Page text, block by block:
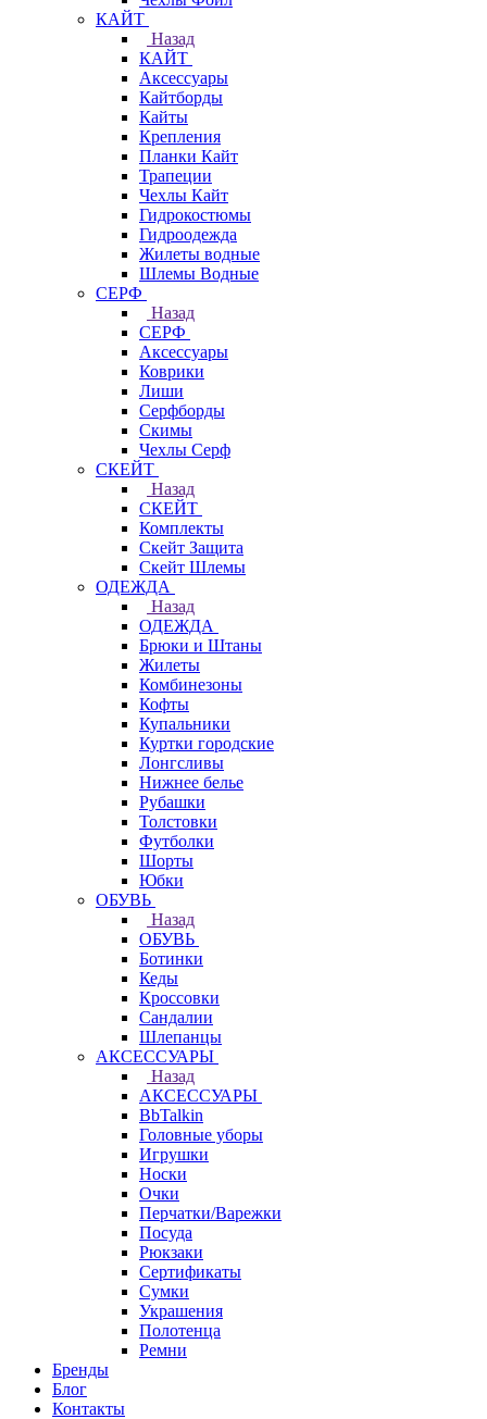
КАЙТ
Назад
КАЙТ
Аксессуары
Кайтборды
Кайты
Крепления
Планки Кайт
Трапеции
Чехлы Кайт
Гидрокостюмы
Гидроодежда
Жилеты водные
Шлемы Водные
СЕРФ
Назад
СЕРФ
Аксессуары
Коврики
Лиши
Серфборды
Скимы
Чехлы Cерф
СКЕЙТ
Назад
СКЕЙТ
Комплекты
Скейт Защита
Скейт Шлемы
ОДЕЖДА
Назад
ОДЕЖДА
Брюки и Штаны
Жилеты
Комбинезоны
Кофты
Купальники
Куртки городские
Лонгсливы
Нижнее белье
Рубашки
Толстовки
Футболки
Шорты
Юбки
ОБУВЬ
Назад
ОБУВЬ
Ботинки
Кеды
Кроссовки
Сандалии
Шлепанцы
АКСЕССУАРЫ
Назад
АКСЕССУАРЫ
BbTalkin
Головные уборы
Игрушки
Носки
Очки
Перчатки/Варежки
Посуда
Рюкзаки
Сертификаты
Сумки
Украшения
Полотенца
Ремни
Бренды
Блог
Контакты